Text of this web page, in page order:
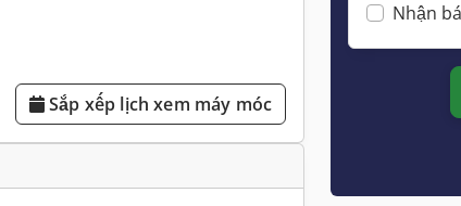
Sắp xếp lịch xem máy móc
Nhận